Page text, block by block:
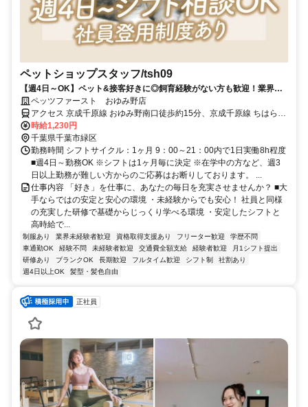
ペットショップスタッフ/tsh09
【週4日～OK】ペット&接客好きに◎飼育経験がない方も歓迎！業界大
手で正社員登用あり＊未経験スタートのスタッフ多数活躍中！
ペッツファースト おゆみ野店
アクセス 京成千原線 おゆみ野南口徒歩約15分、京成千原線 ちはら台
西側出口徒歩約18分、京成千原線 学園前（千葉県）出入口1徒歩約35
分
時給1,230円
千葉県千葉市緑区
勤務時間 シフトサイクル：1ヶ月 9：00～21：00内で1日実働8h程度
■週4日～勤務OK ※シフトは1ヶ月毎に決定 ※在学中の方など、週3
日以上勤務が難しい方からのご応募はお断りしております。 ...
仕事内容 「好き」を仕事に、あなたの毎日を充実させませんか？ ■大
手ならではの安定と安心の環境 ・未経験からでも安心！ 社員と同様
の充実した研修で基礎からじっくり学べる環境 ・安定したシフトと
高時給で...
制服あり 業界未経験者歓迎 資格取得支援あり フリーター歓迎
学歴不問
車通勤OK
経験不問 未経験者歓迎 交通費全額支給 経験者歓迎
月1シフト提出
研修あり
ブランクOK 長期歓迎 フルタイム歓迎 シフト制
社割あり
週4日以上OK
髪型・髪色自由
正社員